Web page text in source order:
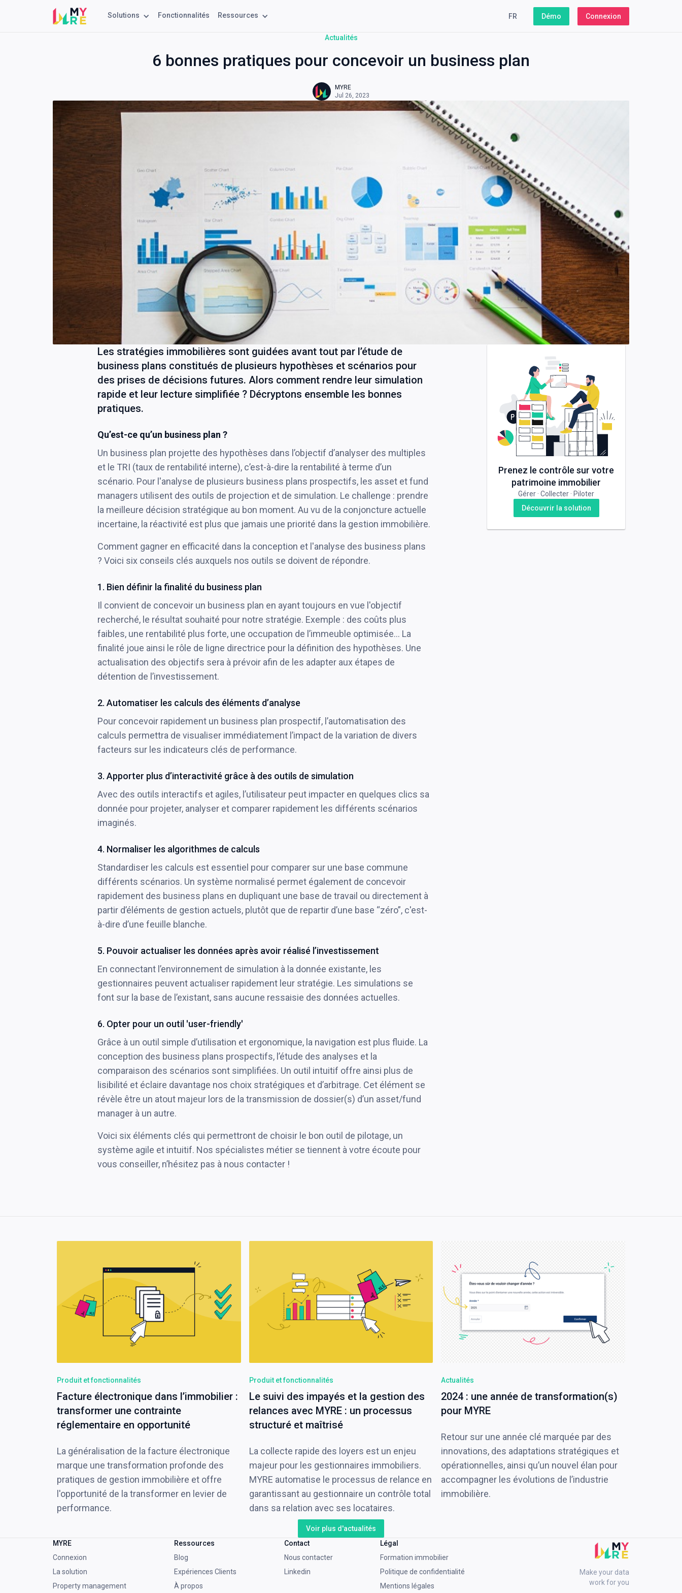
Solutions Fonctionnalités Ressources FR Démo Connexion
Actualités
6 bonnes pratiques pour concevoir un business plan
MYRE
Jul 26, 2023
Les stratégies immobilières sont guidées avant tout par l’étude de
business plans constitués de plusieurs hypothèses et scénarios pour
des prises de décisions futures. Alors comment rendre leur simulation
rapide et leur lecture simplifiée ? Décryptons ensemble les bonnes
pratiques.
Qu’est-ce qu’un business plan ?
Un business plan projette des hypothèses dans l’objectif d’analyser des multiples
et le TRI (taux de rentabilité interne), c’est-à-dire la rentabilité à terme d’un
scénario. Pour l'analyse de plusieurs business plans prospectifs, les asset et fund
managers utilisent des outils de projection et de simulation. Le challenge : prendre
la meilleure décision stratégique au bon moment. Au vu de la conjoncture actuelle
incertaine, la réactivité est plus que jamais une priorité dans la gestion immobilière.
Comment gagner en efficacité dans la conception et l'analyse des business plans
? Voici six conseils clés auxquels nos outils se doivent de répondre.
1. Bien définir la finalité du business plan
Il convient de concevoir un business plan en ayant toujours en vue l'objectif
recherché, le résultat souhaité pour notre stratégie. Exemple : des coûts plus
faibles, une rentabilité plus forte, une occupation de l’immeuble optimisée… La
finalité joue ainsi le rôle de ligne directrice pour la définition des hypothèses. Une
actualisation des objectifs sera à prévoir afin de les adapter aux étapes de
détention de l’investissement.
2. Automatiser les calculs des éléments d’analyse
Pour concevoir rapidement un business plan prospectif, l’automatisation des
calculs permettra de visualiser immédiatement l’impact de la variation de divers
facteurs sur les indicateurs clés de performance.
3. Apporter plus d’interactivité grâce à des outils de simulation
Avec des outils interactifs et agiles, l’utilisateur peut impacter en quelques clics sa
donnée pour projeter, analyser et comparer rapidement les différents scénarios
imaginés.
4. Normaliser les algorithmes de calculs
Standardiser les calculs est essentiel pour comparer sur une base commune
différents scénarios. Un système normalisé permet également de concevoir
rapidement des business plans en dupliquant une base de travail ou directement à
partir d’éléments de gestion actuels, plutôt que de repartir d’une base “zéro”, c'est-
à-dire d’une feuille blanche.
5. Pouvoir actualiser les données après avoir réalisé l’investissement
En connectant l’environnement de simulation à la donnée existante, les
gestionnaires peuvent actualiser rapidement leur stratégie. Les simulations se
font sur la base de l’existant, sans aucune ressaisie des données actuelles.
6. Opter pour un outil 'user-friendly'
Grâce à un outil simple d’utilisation et ergonomique, la navigation est plus fluide. La
conception des business plans prospectifs, l’étude des analyses et la
comparaison des scénarios sont simplifiées. Un outil intuitif offre ainsi plus de
lisibilité et éclaire davantage nos choix stratégiques et d’arbitrage. Cet élément se
révèle être un atout majeur lors de la transmission de dossier(s) d’un asset/fund
manager à un autre.
Voici six éléments clés qui permettront de choisir le bon outil de pilotage, un
système agile et intuitif. Nos spécialistes métier se tiennent à votre écoute pour
vous conseiller, n’hésitez pas à nous contacter !
Prenez le contrôle sur votre
patrimoine immobilier
Gérer · Collecter · Piloter
Découvrir la solution
Produit et fonctionnalités
Facture électronique dans l’immobilier :
transformer une contrainte
réglementaire en opportunité
La généralisation de la facture électronique
marque une transformation profonde des
pratiques de gestion immobilière et offre
l'opportunité de la transformer en levier de
performance.
Produit et fonctionnalités
Le suivi des impayés et la gestion des
relances avec MYRE : un processus
structuré et maîtrisé
La collecte rapide des loyers est un enjeu
majeur pour les gestionnaires immobiliers.
MYRE automatise le processus de relance en
garantissant au gestionnaire un contrôle total
dans sa relation avec ses locataires.
Actualités
2024 : une année de transformation(s)
pour MYRE
Retour sur une année clé marquée par des
innovations, des adaptations stratégiques et
opérationnelles, ainsi qu’un nouvel élan pour
accompagner les évolutions de l’industrie
immobilière.
Voir plus d'actualités
MYRE
Connexion
La solution
Property management
Ressources
Blog
Expériences Clients
À propos
Contact
Nous contacter
Linkedin
Légal
Formation immobilier
Politique de confidentialité
Mentions légales
Make your data
work for you